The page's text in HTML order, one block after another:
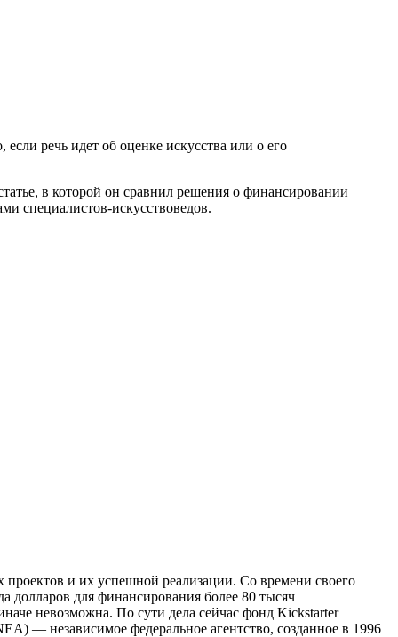
речь идет об оценке искусства или о его
в которой он сравнил решения о финансировании
специалистов-искусствоведов.
и их успешной реализации. Со времени своего
для финансирования более 80 тысяч
невозможна. По сути дела сейчас фонд Kickstarter
— независимое федеральное агентство, созданное в 1996